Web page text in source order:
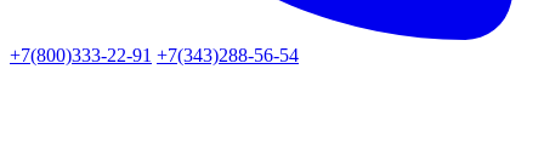
+7(800)333-22-91 +7(343)288-56-54